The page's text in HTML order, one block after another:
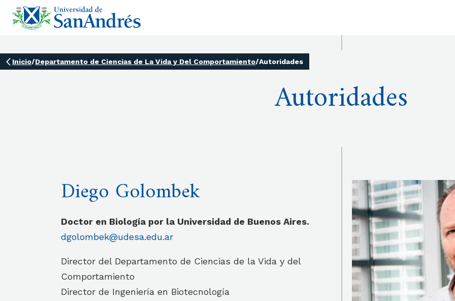
Inicio/Departamento de Ciencias de La Vida y Del Comportamiento/Autoridades
Autoridades
Diego Golombek
Doctor en Biología por la Universidad de Buenos Aires.
dgolombek@udesa.edu.ar
Director del Departamento de Ciencias de la Vida y del
Comportamiento
Director de Ingeniería en Biotecnología